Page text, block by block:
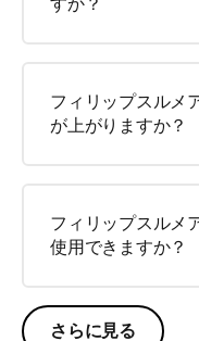
すか？
フィリップスルメ
が上がりますか？
フィリップスルメ
使用できますか？
さらに見る